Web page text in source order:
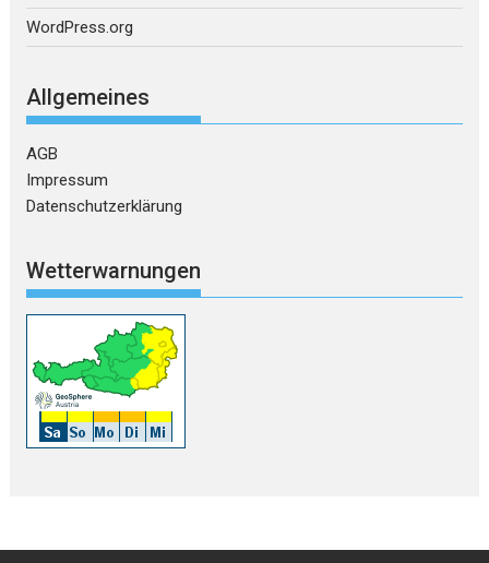
WordPress.org
Allgemeines
AGB
Impressum
Datenschutzerklärung
Wetterwarnungen